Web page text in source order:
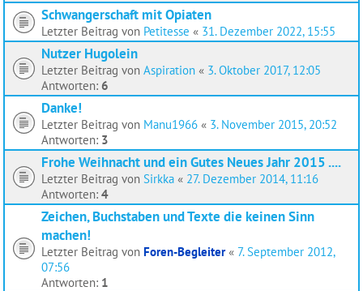
Schwangerschaft mit Opiaten
Letzter Beitrag von Petitesse « 31. Dezember 2022, 15:55
Nutzer Hugolein
Letzter Beitrag von Aspiration « 3. Oktober 2017, 12:05
Antworten: 6
Danke!
Letzter Beitrag von Manu1966 « 3. November 2015, 20:52
Antworten: 3
Frohe Weihnacht und ein Gutes Neues Jahr 2015 ....
Letzter Beitrag von Sirkka « 27. Dezember 2014, 11:16
Antworten: 4
Zeichen, Buchstaben und Texte die keinen Sinn
machen!
Letzter Beitrag von Foren-Begleiter« 7. September 2012,
07:56
Antworten: 1